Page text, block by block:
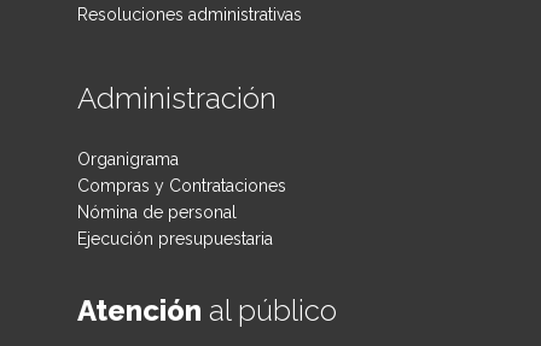
Resoluciones administrativas
Administración
Organigrama
Compras y Contrataciones
Nómina de personal
Ejecución presupuestaria
Atención al público